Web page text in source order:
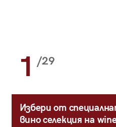
1 /29
Избери от
вино селекция на